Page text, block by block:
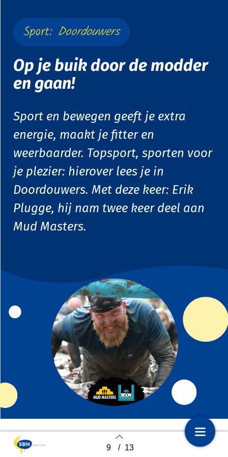
9 / 13
Sport: Doordouwers
Op je buik door de modder
en gaan!
Sport en bewegen geeft je extra
energie, maakt je fitter en
weerbaarder. Topsport, sporten voor
je plezier: hierover lees je in
Doordouwers. Met deze keer: Erik
Plugge, hij nam twee keer deel aan
Mud Masters.